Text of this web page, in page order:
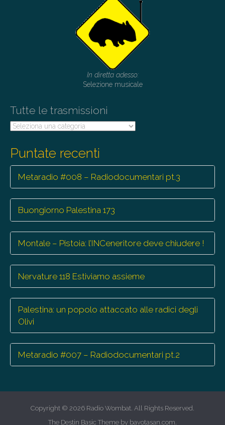
n
In diretta adesso:
Selezione musicale
Tutte le trasmissioni
Tutte
Puntate recenti
Metaradio #008 – Radiodocumentari pt.3
Buongiorno Palestina 173
Montale – Pistoia: l’INCeneritore deve chiudere !
Nervature 118 Estiviamo assieme
Palestina: un popolo attaccato alle radici degli
Olivi
Metaradio #007 – Radiodocumentari pt.2
Copyright © 2026 Radio Wombat. All Rights Reserved.
The Destin Basic Theme by bavotasan.com.